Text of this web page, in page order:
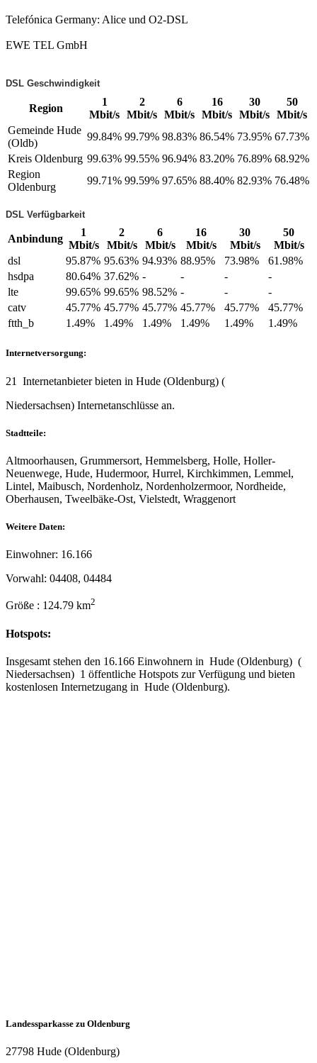
Telefónica Germany: Alice und O2-DSL
EWE TEL GmbH
DSL Geschwindigkeit
Region
1
Mbit/s
2
Mbit/s
6
Mbit/s
16
Mbit/s
30
Mbit/s
50
Mbit/s
Gemeinde Hude
(Oldb)
99.84% 99.79% 98.83% 86.54% 73.95% 67.73%
Kreis Oldenburg 99.63% 99.55% 96.94% 83.20% 76.89% 68.92%
Region
Oldenburg
99.71% 99.59% 97.65% 88.40% 82.93% 76.48%
DSL Verfügbarkeit
Anbindung
1
Mbit/s
2
Mbit/s
6
Mbit/s
16
Mbit/s
30
Mbit/s
50
Mbit/s
dsl
95.87% 95.63% 94.93% 88.95% 73.98%
61.98%
hsdpa
80.64% 37.62% - - -
-
lte
99.65% 99.65% 98.52% - -
-
catv
45.77% 45.77% 45.77% 45.77% 45.77%
45.77%
ftth_b
1.49% 1.49% 1.49% 1.49% 1.49% 1.49%
Internetversorgung:
21 Internetanbieter bieten in Hude (Oldenburg) (
Niedersachsen) Internetanschlüsse an.
Stadtteile:
Altmoorhausen, Grummersort, Hemmelsberg, Holle, Holler-
Neuenwege, Hude, Hudermoor, Hurrel, Kirchkimmen, Lemmel,
Lintel, Maibusch, Nordenholz, Nordenholzermoor, Nordheide,
Oberhausen, Tweelbäke-Ost, Vielstedt, Wraggenort
Weitere Daten:
Einwohner: 16.166
Vorwahl: 04408, 04484
Größe : 124.79 km2
Hotspots:
Insgesamt stehen den 16.166 Einwohnern in Hude (Oldenburg) (
Niedersachsen) 1 öffentliche Hotspots zur Verfügung und bieten
kostenlosen Internetzugang in Hude (Oldenburg).
Landessparkasse zu Oldenburg
27798 Hude (Oldenburg)